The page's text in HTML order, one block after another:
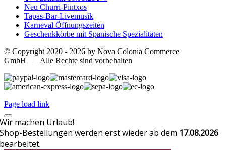
Neu Churri-Pintxos
Tapas-Bar-Livemusik
Karneval Öffnungszeiten
Geschenkkörbe mit Spanische Spezialitäten
© Copyright 2020 - 2026 by Nova Colonia Commerce
GmbH | Alle Rechte sind vorbehalten
Page load link
Wir machen Urlaub!
Shop-Bestellungen werden erst wieder ab dem 17.08.2026
bearbeitet.